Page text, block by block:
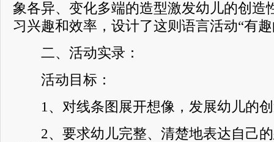
象各异、变化多端的造型激发幼儿的创造
习兴趣和效率，设计了这则语言活动“有
二、活动实录：
活动目标：
1、对线条图展开想像，发展幼儿的创
2、要求幼儿完整、清楚地表达自己的